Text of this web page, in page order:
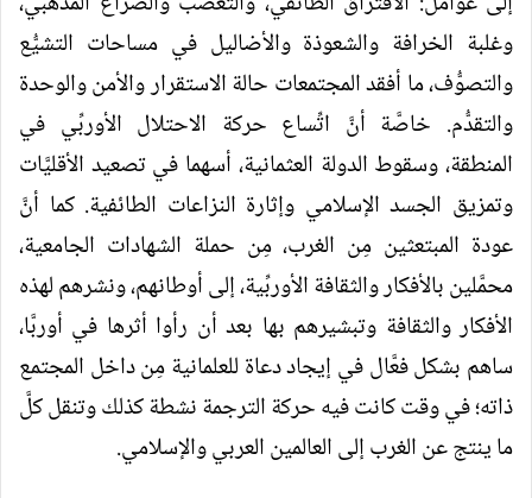
وغلبة الخرافة والشعوذة والأضاليل في مساحات التشيُّع
والتصوُّف، ما أفقد المجتمعات حالة الاستقرار والأمن والوحدة
والتقدُّم. خاصَّة أنَّ اتِّساع حركة الاحتلال الأوربِّي في
المنطقة، وسقوط الدولة العثمانية، أسهما في تصعيد الأقليَّات
وتمزيق الجسد الإسلامي وإثارة النزاعات الطائفية. كما أنَّ
عودة المبتعثين مِن الغرب، مِن حملة الشهادات الجامعية،
محمَّلين بالأفكار والثقافة الأوربِّية، إلى أوطانهم، ونشرهم لهذه
الأفكار والثقافة وتبشيرهم بها بعد أن رأوا أثرها في أوربَّا،
ساهم بشكل فعَّال في إيجاد دعاة للعلمانية مِن داخل المجتمع
ذاته؛ في وقت كانت فيه حركة الترجمة نشطة كذلك وتنقل كلَّ
ما ينتج عن الغرب إلى العالمين العربي والإسلامي.